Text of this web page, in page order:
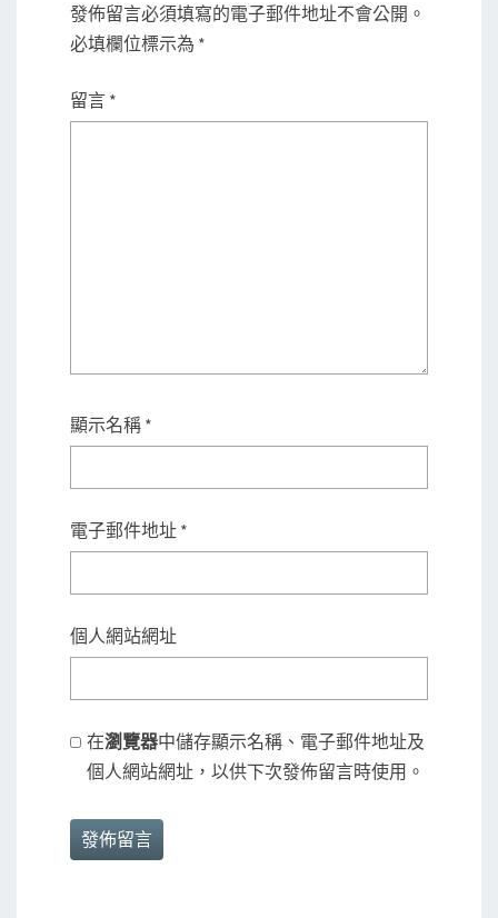
發佈留言必須填寫的電子郵件地址不會公開。
必填欄位標示為 *
留言 *
顯示名稱 *
電子郵件地址 *
個人網站網址
在瀏覽器中儲存顯示名稱、電子郵件地址及
個人網站網址，以供下次發佈留言時使用。